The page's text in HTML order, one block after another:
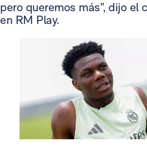
pero queremos más”, dijo el
en RM Play.